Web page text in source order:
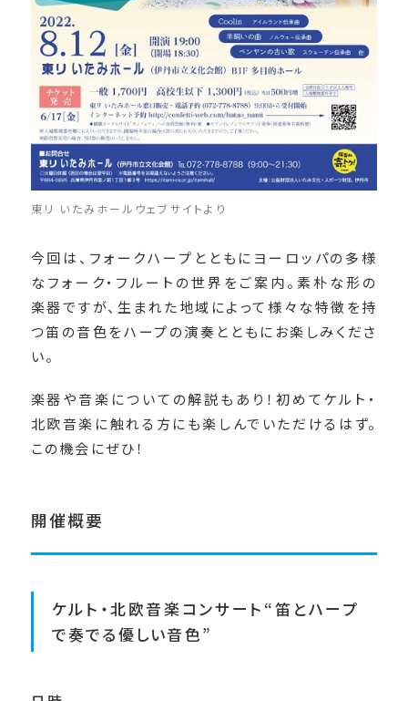
東リ いたみホールウェブサイトより
今回は、フォークハープとともにヨーロッパの多様
なフォーク・フルートの世界をご案内。素朴な形の
楽器ですが、生まれた地域によって様々な特徴を持
つ笛の音色をハープの演奏とともにお楽しみくださ
い。
楽器や音楽についての解説もあり！初めてケルト・
北欧音楽に触れる方にも楽しんでいただけるはず。
この機会にぜひ！
開催概要
ケルト・北欧音楽コンサート“笛とハープ
で奏でる優しい音色”